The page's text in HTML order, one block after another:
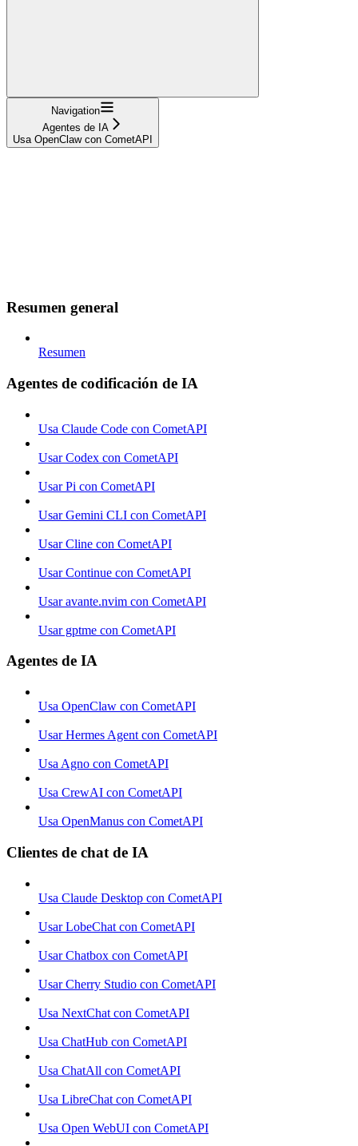
Navigation
Agentes de IA
Usa OpenClaw con CometAPI
Resumen general
Resumen
Agentes de codificación de IA
Usa Claude Code con CometAPI
Usar Codex con CometAPI
Usar Pi con CometAPI
Usar Gemini CLI con CometAPI
Usar Cline con CometAPI
Usar Continue con CometAPI
Usar avante.nvim con CometAPI
Usar gptme con CometAPI
Agentes de IA
Usa OpenClaw con CometAPI
Usar Hermes Agent con CometAPI
Usa Agno con CometAPI
Usa CrewAI con CometAPI
Usa OpenManus con CometAPI
Clientes de chat de IA
Usa Claude Desktop con CometAPI
Usar LobeChat con CometAPI
Usar Chatbox con CometAPI
Usar Cherry Studio con CometAPI
Usa NextChat con CometAPI
Usa ChatHub con CometAPI
Usa ChatAll con CometAPI
Usa LibreChat con CometAPI
Usa Open WebUI con CometAPI